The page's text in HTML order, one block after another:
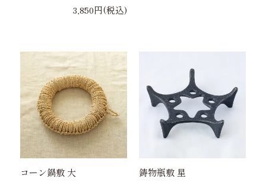
3,850円(税込)
コーン鍋敷 大
鋳物瓶敷 星